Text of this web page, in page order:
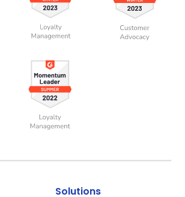
Solutions